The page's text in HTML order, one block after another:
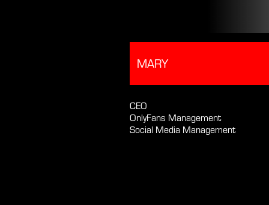
MARY
CEO
OnlyFans Management
Social Media Management